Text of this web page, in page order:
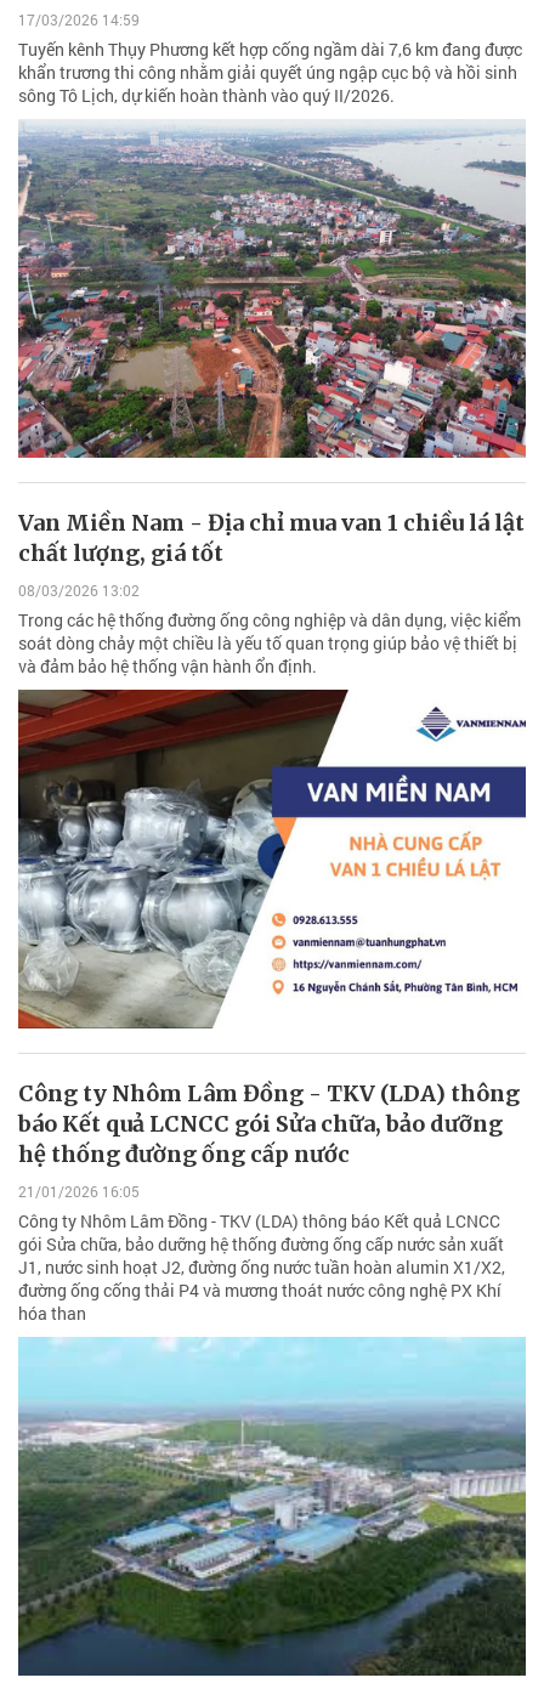
17/03/2026 14:59
Tuyến kênh Thụy Phương kết hợp cống ngầm dài 7,6 km đang được
khẩn trương thi công nhằm giải quyết úng ngập cục bộ và hồi sinh
sông Tô Lịch, dự kiến hoàn thành vào quý II/2026.
Van Miền Nam - Địa chỉ mua van 1 chiều lá lật
chất lượng, giá tốt
08/03/2026 13:02
Trong các hệ thống đường ống công nghiệp và dân dụng, việc kiểm
soát dòng chảy một chiều là yếu tố quan trọng giúp bảo vệ thiết bị
và đảm bảo hệ thống vận hành ổn định.
Công ty Nhôm Lâm Đồng - TKV (LDA) thông
báo Kết quả LCNCC gói Sửa chữa, bảo dưỡng
hệ thống đường ống cấp nước
21/01/2026 16:05
Công ty Nhôm Lâm Đồng - TKV (LDA) thông báo Kết quả LCNCC
gói Sửa chữa, bảo dưỡng hệ thống đường ống cấp nước sản xuất
J1, nước sinh hoạt J2, đường ống nước tuần hoàn alumin X1/X2,
đường ống cống thải P4 và mương thoát nước công nghệ PX Khí
hóa than